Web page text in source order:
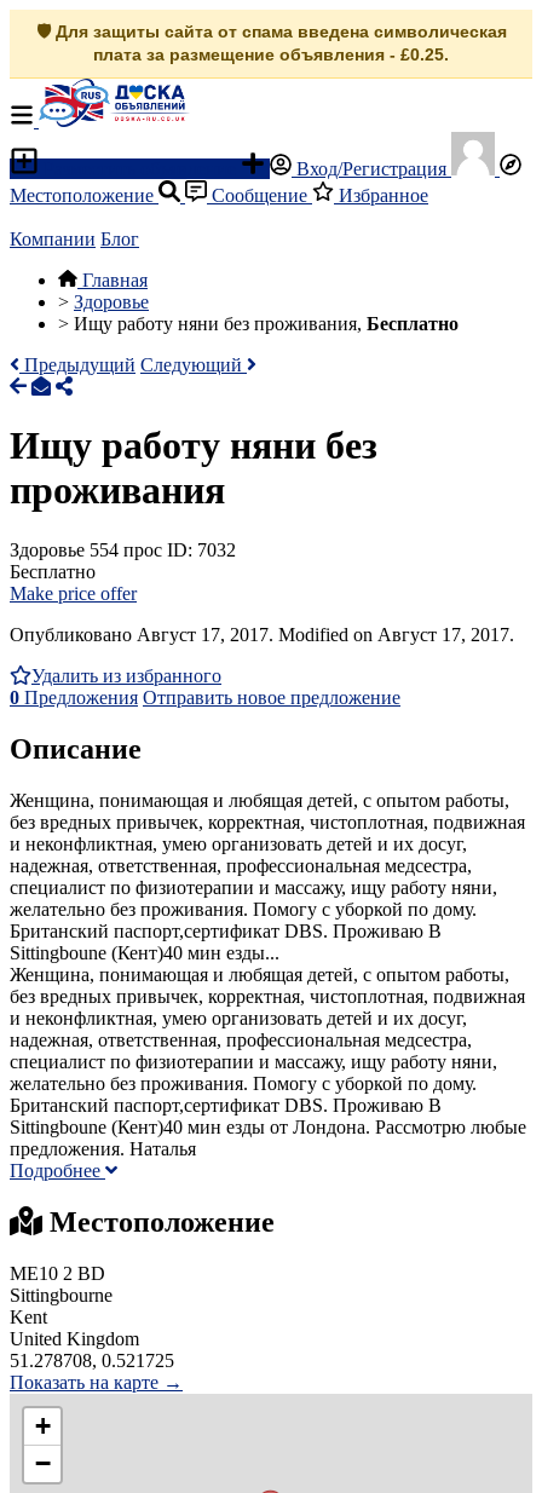
🛡️ Для защиты сайта от спама введена символическая
плата за размещение объявления - £0.25.
Вход/Регистрация
Местоположение
Сообщение Избранное
Компании Блог
Главная
> Здоровье
> Ищу работу няни без проживания, Бесплатно
Предыдущий Следующий
Ищу работу няни без
проживания
Здоровье 554 прос ID: 7032
Бесплатно
Make price offer
Опубликовано Август 17, 2017. Modified on Август 17, 2017.
Удалить из избранного
0 Предложения Отправить новое предложение
Описание
Женщина, понимающая и любящая детей, с опытом работы,
без вредных привычек, корректная, чистоплотная, подвижная
и неконфликтная, умею организовать детей и их досуг,
надежная, ответственная, профессиональная медсестра,
специалист по физиотерапии и массажу, ищу работу няни,
желательно без проживания. Помогу с уборкой по дому.
Британский паспорт,сертификат DBS. Проживаю В
Sittingboune (Кент)40 мин езды...
Женщина, понимающая и любящая детей, с опытом работы,
без вредных привычек, корректная, чистоплотная, подвижная
и неконфликтная, умею организовать детей и их досуг,
надежная, ответственная, профессиональная медсестра,
специалист по физиотерапии и массажу, ищу работу няни,
желательно без проживания. Помогу с уборкой по дому.
Британский паспорт,сертификат DBS. Проживаю В
Sittingboune (Кент)40 мин езды от Лондона. Рассмотрю любые
предложения. Наталья
Подробнее
Местоположение
ME10 2 BD
Sittingbourne
Kent
United Kingdom
51.278708, 0.521725
Показать на карте →
+
−